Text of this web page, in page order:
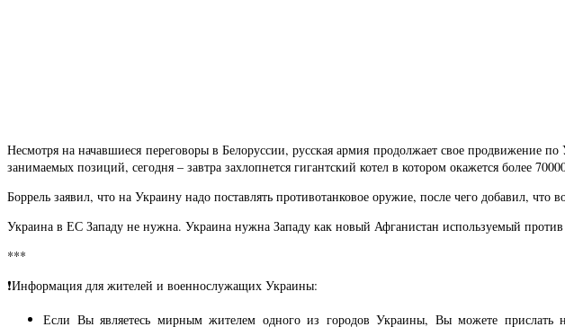
Несмотря на начавшиеся переговоры в Белоруссии, русская армия продолжает свое продвижение
занимаемых позиций, сегодня – завтра захлопнется гигантский котел в котором окажется более
Боррель заявил, что на Украину надо поставлять противотанковое оружие, после чего добавил,
Украина в ЕС Западу не нужна. Украина нужна Западу как новый Афганистан используемый
***
❗️Информация для жителей и военнослужащих Украины:
Если Вы являетесь мирным жителем одного из городов Украины, Вы можете